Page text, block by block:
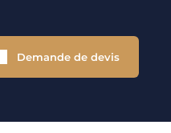
Demande de devis